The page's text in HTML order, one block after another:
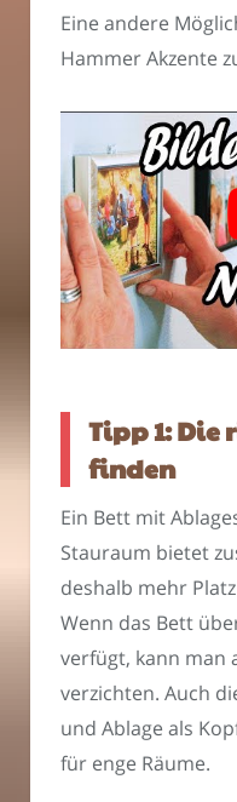
Eine andere
Hammer Akzente
Tipp 1: Die
finden
Ein Bett mit
Stauraum bietet
deshalb mehr
Wenn das Bett
verfügt, kann man
verzichten. Auch
und Ablage als
für enge Räume.